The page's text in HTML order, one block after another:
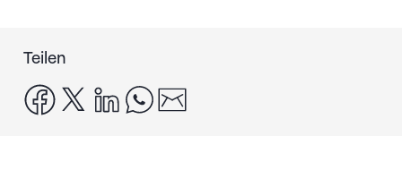
Teilen
facebook
x linkedinwhatsapp